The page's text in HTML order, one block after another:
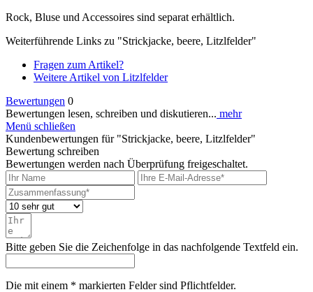
Rock, Bluse und Accessoires sind separat erhältlich.
Weiterführende Links zu "Strickjacke, beere, Litzlfelder"
Fragen zum Artikel?
Weitere Artikel von Litzlfelder
Bewertungen 0
Bewertungen lesen, schreiben und diskutieren... mehr
Menü schließen
Kundenbewertungen für "Strickjacke, beere, Litzlfelder"
Bewertung schreiben
Bewertungen werden nach Überprüfung freigeschaltet.
Bitte geben Sie die Zeichenfolge in das nachfolgende Textfeld ein.
Die mit einem * markierten Felder sind Pflichtfelder.